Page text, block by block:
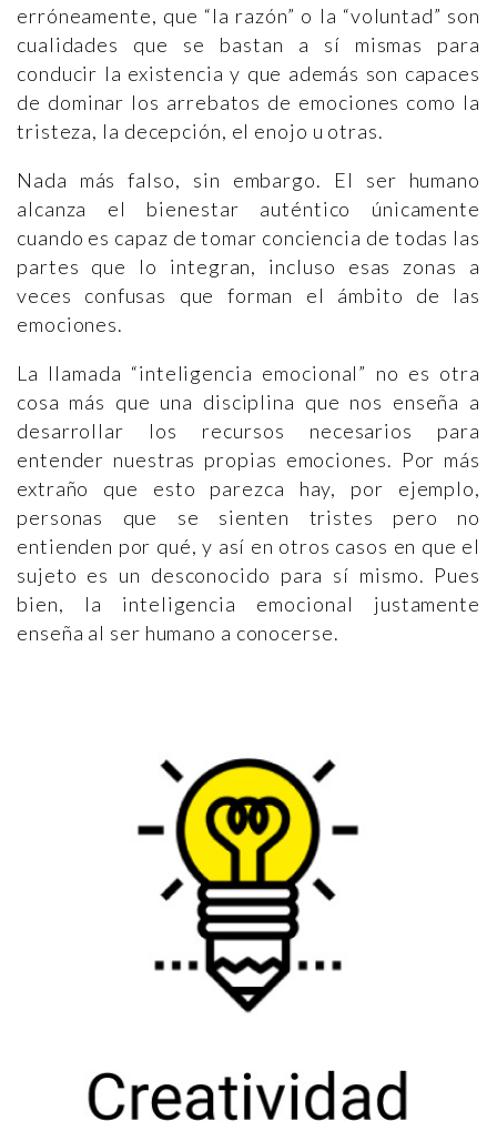
erróneamente, que “la razón” o la “voluntad” son
cualidades que se bastan a sí mismas para
conducir la existencia y que además son capaces
de dominar los arrebatos de emociones como la
tristeza, la decepción, el enojo u otras.
Nada más falso, sin embargo. El ser humano
alcanza el bienestar auténtico únicamente
cuando es capaz de tomar conciencia de todas las
partes que lo integran, incluso esas zonas a
veces confusas que forman el ámbito de las
emociones.
La llamada “inteligencia emocional” no es otra
cosa más que una disciplina que nos enseña a
desarrollar los recursos necesarios para
entender nuestras propias emociones. Por más
extraño que esto parezca hay, por ejemplo,
personas que se sienten tristes pero no
entienden por qué, y así en otros casos en que el
sujeto es un desconocido para sí mismo. Pues
bien, la inteligencia emocional justamente
enseña al ser humano a conocerse.